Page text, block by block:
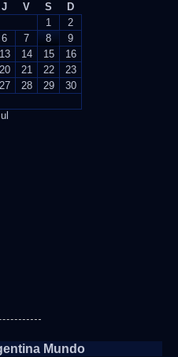
J V S
D
1
2
6 7 8
9
13 14 15
16
20 21 22
23
27 28 29
30
Mundo